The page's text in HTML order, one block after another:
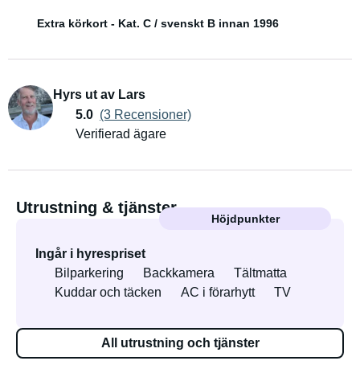
Extra körkort - Kat. C / svenskt B innan 1996
Hyrs ut av Lars
5.0 (3 Recensioner)
Verifierad ägare
Utrustning & tjänster
Höjdpunkter
Ingår i hyrespriset
Bilparkering
Backkamera
Tältmatta
Kuddar och täcken
AC i förarhytt TV
All utrustning och tjänster